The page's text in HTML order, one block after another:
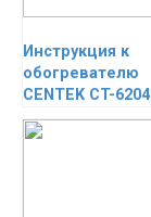
Инструкция к
обогревателю
CENTEK CT-6204